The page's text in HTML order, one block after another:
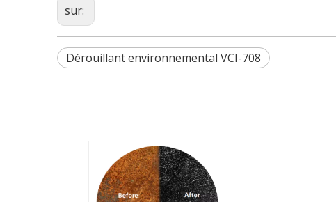
sur:
Dérouillant environnemental VCI-708